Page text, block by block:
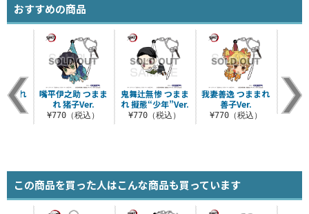
おすすめの商品
鬼舞辻無惨 つまま
れ 擬態“少年”Ver.
¥770（税込）
我妻善逸 つままれ
善子Ver.
¥770（税込）
堕
まれ
）
嘴平伊之助 つまま
れ 猪子Ver.
¥770（税込）
この商品を買った人はこんな商品も買っています